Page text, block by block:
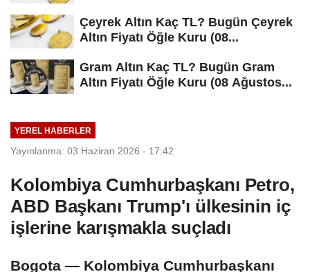
Çeyrek Altın Kaç TL? Bugün Çeyrek
Altın Fiyatı Öğle Kuru (08...
Gram Altın Kaç TL? Bugün Gram
Altın Fiyatı Öğle Kuru (08 Ağustos...
YEREL HABERLER
Yayınlanma: 03 Haziran 2026 - 17:42
Kolombiya Cumhurbaşkanı Petro,
ABD Başkanı Trump'ı ülkesinin iç
işlerine karışmakla suçladı
Bogota — Kolombiya Cumhurbaşkanı